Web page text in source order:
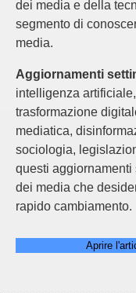
dei media e della
segmento di
media.
Aggiornamenti
intelligenza
trasformazione
mediatica,
sociologia,
questi aggiornamenti
dei media che
rapido cambiamento.
Aprire